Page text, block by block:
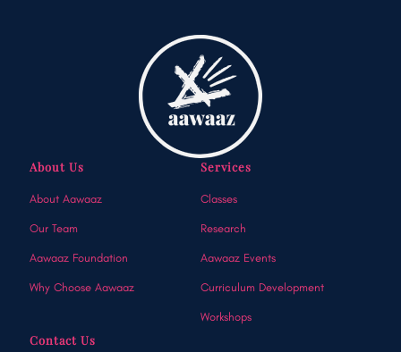
About Us
About Aawaaz
Our Team
Aawaaz Foundation
Why Choose Aawaaz
Services
Classes
Research
Aawaaz Events
Curriculum Development
Workshops
Contact Us